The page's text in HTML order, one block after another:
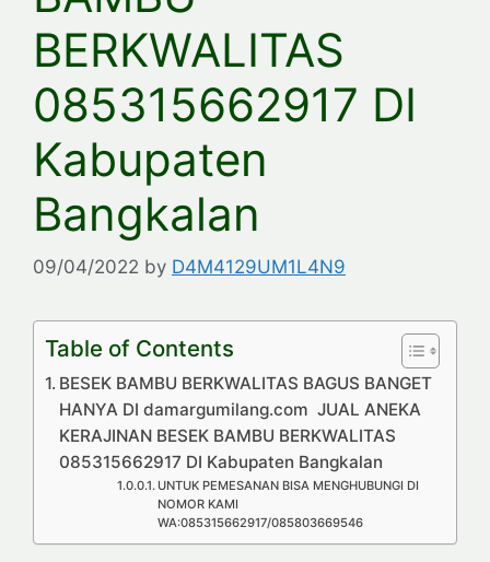
BERKWALITAS
085315662917 DI
Kabupaten
Bangkalan
09/04/2022 by D4M4129UM1L4N9
Table of Contents
BESEK BAMBU BERKWALITAS BAGUS BANGET
HANYA DI damargumilang.com JUAL ANEKA
KERAJINAN BESEK BAMBU BERKWALITAS
085315662917 DI Kabupaten Bangkalan
UNTUK PEMESANAN BISA MENGHUBUNGI DI
NOMOR KAMI
WA:085315662917/085803669546